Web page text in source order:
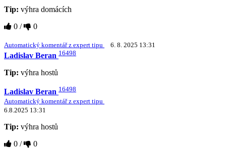
Tip: výhra domácích
0 / 0
Automatický komentář z expert tipu 6. 8. 2025 13:31
Ladislav Beran 16498
Tip: výhra hostů
Ladislav Beran 16498
Automatický komentář z expert tipu
6.8.2025 13:31
Tip: výhra hostů
0 / 0